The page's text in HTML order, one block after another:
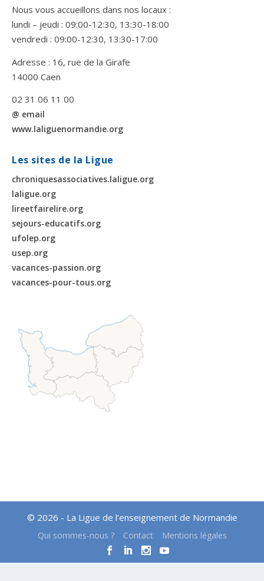
Nous vous accueillons dans nos locaux :
lundi – jeudi : 09:00-12:30, 13:30-18:00
vendredi : 09:00-12:30, 13:30-17:00
Adresse : 16, rue de la Girafe
14000 Caen
02 31 06 11 00
@ email
www.laliguenormandie.org
Les sites de la Ligue
chroniquesassociatives.laligue.org
laligue.org
lireetfairelire.org
sejours-educatifs.org
ufolep.org
usep.org
vacances-passion.org
vacances-pour-tous.org
© 2026 - La Ligue de l’enseignement de Normandie
Qui sommes-nous ? Contact Mentions légales